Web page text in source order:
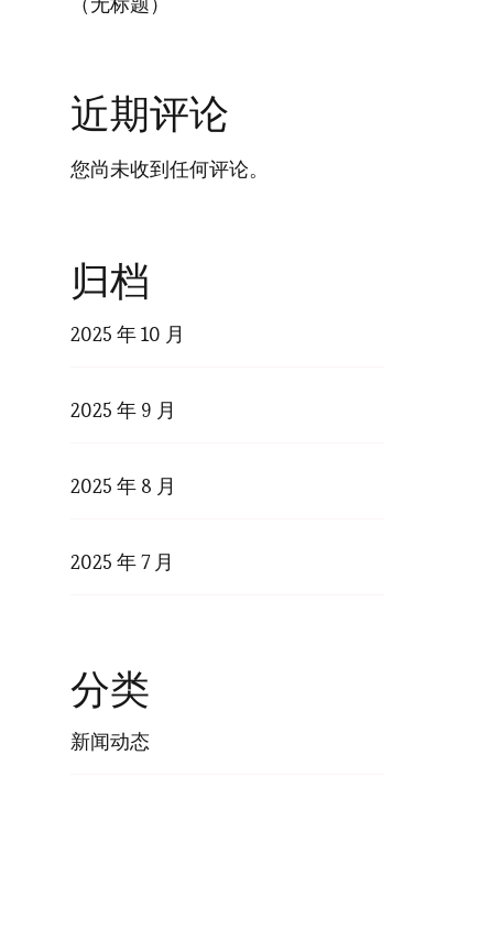
近期评论
您尚未收到任何评论。
归档
2025 年 10 月
2025 年 9 月
2025 年 8 月
2025 年 7 月
分类
新闻动态